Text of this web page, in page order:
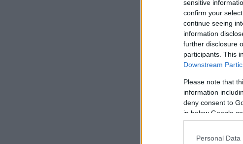
sensitive
confirm your
continue seeing
information
further disclosure
participants. This
Downstream
Please note that
information
deny consent to
in below Google
Personal